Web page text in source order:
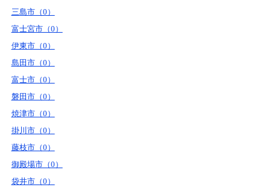
三島市（0）
富士宮市（0）
伊東市（0）
島田市（0）
富士市（0）
磐田市（0）
焼津市（0）
掛川市（0）
藤枝市（0）
御殿場市（0）
袋井市（0）